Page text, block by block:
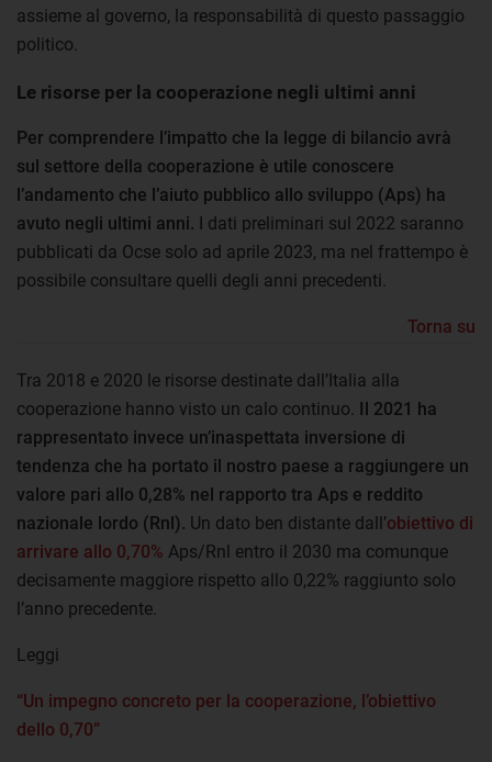
assieme al governo, la responsabilità di questo passaggio
politico.
Le risorse per la cooperazione negli ultimi anni
Per comprendere l’impatto che la legge di bilancio avrà
sul settore della cooperazione è utile conoscere
l’andamento che l’aiuto pubblico allo sviluppo (Aps) ha
avuto negli ultimi anni. I dati preliminari sul 2022 saranno
pubblicati da Ocse solo ad aprile 2023, ma nel frattempo è
possibile consultare quelli degli anni precedenti.
Torna su
Tra 2018 e 2020 le risorse destinate dall’Italia alla
cooperazione hanno visto un calo continuo. Il 2021 ha
rappresentato invece un’inaspettata inversione di
tendenza che ha portato il nostro paese a raggiungere un
valore pari allo 0,28% nel rapporto tra Aps e reddito
nazionale lordo (Rnl). Un dato ben distante dall’obiettivo di
arrivare allo 0,70% Aps/Rnl entro il 2030 ma comunque
decisamente maggiore rispetto allo 0,22% raggiunto solo
l’anno precedente.
Leggi
“Un impegno concreto per la cooperazione, l’obiettivo
dello 0,70”